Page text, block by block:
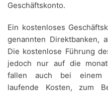
Geschäftskonto.
Ein kostenloses
genannten Direktbanken,
Die kostenlose Führung
jedoch nur auf die
fallen auch bei einem
laufende Kosten, zum